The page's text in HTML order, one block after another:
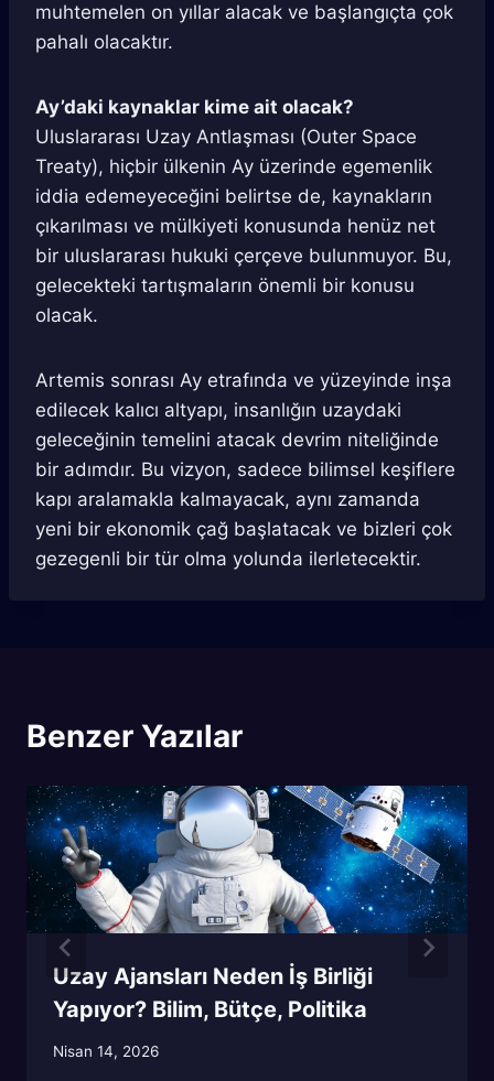
muhtemelen on yıllar alacak ve başlangıçta çok
pahalı olacaktır.
Ay’daki kaynaklar kime ait olacak?
Uluslararası Uzay Antlaşması (Outer Space
Treaty), hiçbir ülkenin Ay üzerinde egemenlik
iddia edemeyeceğini belirtse de, kaynakların
çıkarılması ve mülkiyeti konusunda henüz net
bir uluslararası hukuki çerçeve bulunmuyor. Bu,
gelecekteki tartışmaların önemli bir konusu
olacak.
Artemis sonrası Ay etrafında ve yüzeyinde inşa
edilecek kalıcı altyapı, insanlığın uzaydaki
geleceğinin temelini atacak devrim niteliğinde
bir adımdır. Bu vizyon, sadece bilimsel keşiflere
kapı aralamakla kalmayacak, aynı zamanda
yeni bir ekonomik çağ başlatacak ve bizleri çok
gezegenli bir tür olma yolunda ilerletecektir.
Benzer Yazılar
Uzay Ajansları Neden İş Birliği
Yapıyor? Bilim, Bütçe, Politika
Nisan 14, 2026